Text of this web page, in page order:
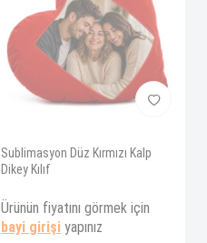
Sublimasyon Düz Kırmızı Kalp
Dikey Kılıf
Ürünün fiyatını görmek için
bayi girişi yapınız